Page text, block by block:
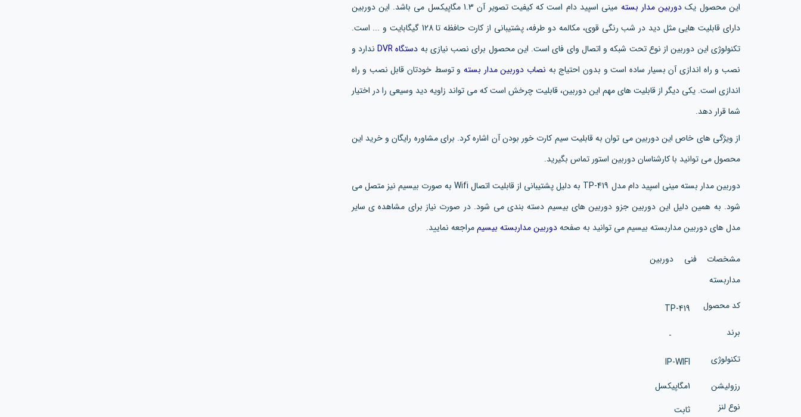
این محصول یک دوربین مدار بسته
مینی اسپید دام است که کیفیت تصویر آن 1.3 مگاپیکسل می باشد. این دوربین
دارای قابلیت هایی مثل دید در شب رنگی قوی، مکالمه دو طرفه، پشتیبانی از کارت حافظه تا 128 گیگابایت و ... است.
تکنولوژی این دوربین از نوع تحت شبکه و اتصال وای فای است. این محصول برای نصب نیازی به دستگاه DVR
ندارد و
نصب و راه اندازی آن بسیار ساده است و بدون احتیاج به نصاب دوربین مدار بستهو توسط خودتان قابل نصب و راه
اندازی است. یکی دیگر از قابلیت های مهم این دوربین، قابلیت چرخش است که می تواند زاویه دید وسیعی را در اختیار
شما قرار دهد.
از ویژگی های خاص این دوربین می توان به قابلیت سیم کارت خور بودن آن اشاره کرد. برای مشاوره رایگان و خرید این
محصول می توانید با کارشناسان دوربین استور تماس بگیرید.
دوربین مدار بسته مینی اسپید دام مدل TP-419 به دلیل پشتیبانی از قابلیت اتصال Wifi به صورت بیسیم نیز متصل می
شود. به همین دلیل این دوربین جزو دوربین های بیسیم دسته بندی می شود. در صورت نیاز برای مشاهده ی سایر
مدل های دوربین مداربسته بیسیم می توانید به صفحهدوربین مداربسته بیسیممراجعه نمایید.
مشخصات فنی دوربین
مداربسته
کد محصول
TP-419
برند
-
تکنولوژی
IP-WIFI
رزولیشن
1مگاپیکسل
نوع لنز
ثابت